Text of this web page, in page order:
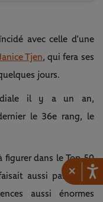
×
avec celle d’une
Tjen, qui fera ses
jours.
il y a un an,
le 36e rang, le
figurer dans le Top 50
aussi partie des
aussi énormes